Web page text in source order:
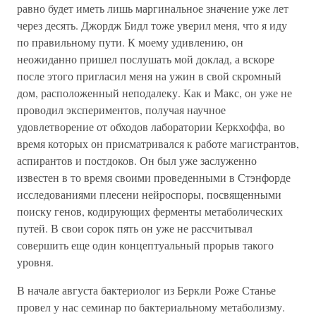
равно будет иметь лишь маргинальное значение уже лет
через десять. Джордж Бидл тоже уверил меня, что я иду
по правильному пути. К моему удивлению, он
неожиданно пришел послушать мой доклад, а вскоре
после этого пригласил меня на ужин в свой скромный
дом, расположенный неподалеку. Как и Макс, он уже не
проводил экспериментов, получая научное
удовлетворение от обходов лаборатории Керкхоффа, во
время которых он присматривался к работе магистрантов,
аспирантов и постдоков. Он был уже заслуженно
известен в то время своими проведенными в Стэнфорде
исследованиями плесени нейроспоры, посвященными
поиску генов, кодирующих ферменты метаболических
путей. В свои сорок пять он уже не рассчитывал
совершить еще один концептуальный прорыв такого
уровня.
В начале августа бактериолог из Беркли Роже Станье
провел у нас семинар по бактериальному метаболизму.